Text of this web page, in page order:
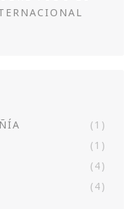
(1)
(1)
(4)
(4)